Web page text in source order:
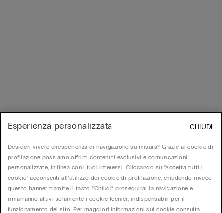
Esperienza personalizzata
Desideri vivere un’esperienza di navigazione su misura? Grazie ai cookie di
profilazione possiamo offrirti contenuti esclusivi e comunicazioni
personalizzate, in linea con i tuoi interessi. Cliccando su “Accetta tutti i
cookie” acconsenti all’utilizzo dei cookie di profilazione, chiudendo invece
questo banner tramite il tasto “Chiudi” proseguirai la navigazione e
rimarranno attivi solamente i cookie tecnici, indispensabili per il
funzionamento del sito. Per maggiori informazioni sui cookie consulta
CHIUDI